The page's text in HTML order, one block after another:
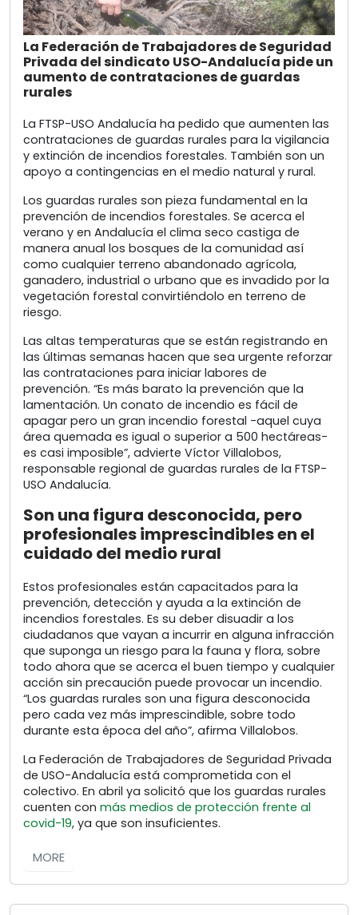
La Federación de Trabajadores de Seguridad
Privada del sindicato USO-Andalucía pide un
aumento de contrataciones de guardas
rurales
La FTSP-USO Andalucía ha pedido que aumenten las
contrataciones de guardas rurales para la vigilancia
y extinción de incendios forestales. También son un
apoyo a contingencias en el medio natural y rural.
Los guardas rurales son pieza fundamental en la
prevención de incendios forestales. Se acerca el
verano y en Andalucía el clima seco castiga de
manera anual los bosques de la comunidad así
como cualquier terreno abandonado agrícola,
ganadero, industrial o urbano que es invadido por la
vegetación forestal convirtiéndolo en terreno de
riesgo.
Las altas temperaturas que se están registrando en
las últimas semanas hacen que sea urgente reforzar
las contrataciones para iniciar labores de
prevención. “Es más barato la prevención que la
lamentación. Un conato de incendio es fácil de
apagar pero un gran incendio forestal -aquel cuya
área quemada es igual o superior a 500 hectáreas-
es casi imposible”, advierte Víctor Villalobos,
responsable regional de guardas rurales de la FTSP-
USO Andalucía.
Son una figura desconocida, pero
profesionales imprescindibles en el
cuidado del medio rural
Estos profesionales están capacitados para la
prevención, detección y ayuda a la extinción de
incendios forestales. Es su deber disuadir a los
ciudadanos que vayan a incurrir en alguna infracción
que suponga un riesgo para la fauna y flora, sobre
todo ahora que se acerca el buen tiempo y cualquier
acción sin precaución puede provocar un incendio.
“Los guardas rurales son una figura desconocida
pero cada vez más imprescindible, sobre todo
durante esta época del año”, afirma Villalobos.
La Federación de Trabajadores de Seguridad Privada
de USO-Andalucía está comprometida con el
colectivo. En abril ya solicitó que los guardas rurales
cuenten con más medios de protección frente al
covid-19, ya que son insuficientes.
MORE